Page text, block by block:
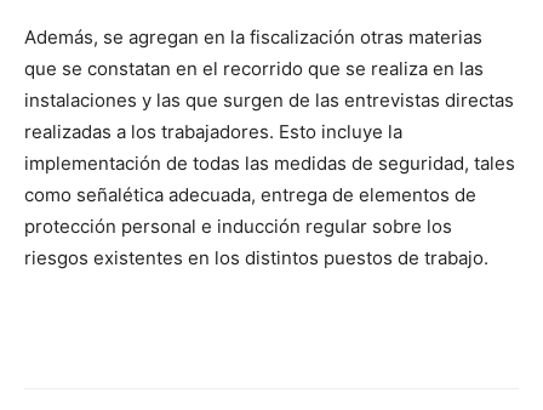
Además, se agregan en la fiscalización otras materias
que se constatan en el recorrido que se realiza en las
instalaciones y las que surgen de las entrevistas directas
realizadas a los trabajadores. Esto incluye la
implementación de todas las medidas de seguridad, tales
como señalética adecuada, entrega de elementos de
protección personal e inducción regular sobre los
riesgos existentes en los distintos puestos de trabajo.